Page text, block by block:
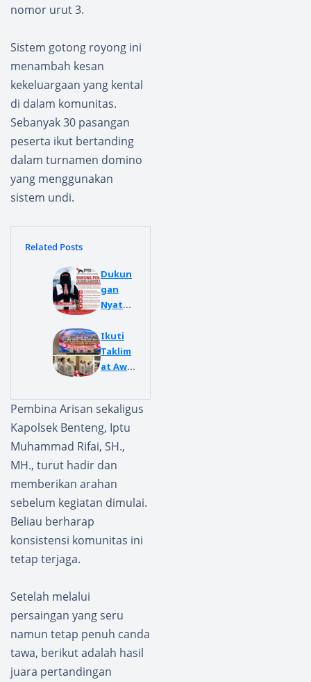
nomor urut 3.
Sistem gotong royong ini
menambah kesan
kekeluargaan yang kental
di dalam komunitas.
Sebanyak 30 pasangan
peserta ikut bertanding
dalam turnamen domino
yang menggunakan
sistem undi.
Related Posts
Dukun
gan
Nyata
Celebe
s
Scoote
Kantor
PSI
Selayar
Terbuk
a
Untuk
Mengi
nap
Pesert
Ikuti
Taklim
at Awal
II,
Kapolr
es
Selayar
Tegask
an
Kesiap
an
nya
m Polri
Pembina Arisan sekaligus
Kapolsek Benteng, Iptu
Muhammad Rifai, SH.,
MH., turut hadir dan
memberikan arahan
sebelum kegiatan dimulai.
Beliau berharap
konsistensi komunitas ini
tetap terjaga.
Setelah melalui
persaingan yang seru
namun tetap penuh canda
tawa, berikut adalah hasil
juara pertandingan